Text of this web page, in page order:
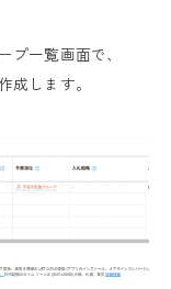
一覧画面で、
成します。